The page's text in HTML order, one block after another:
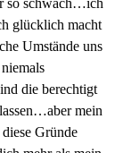
so schwach…ich
glücklich macht
Umstände uns
die berechtigt
mein
Gründe